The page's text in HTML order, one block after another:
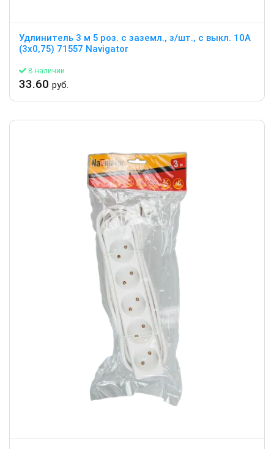
Удлинитель 3 м 5 роз. с заземл., з/шт., с выкл. 10А
(3х0,75) 71557 Navigator
В наличии
33.60 руб.